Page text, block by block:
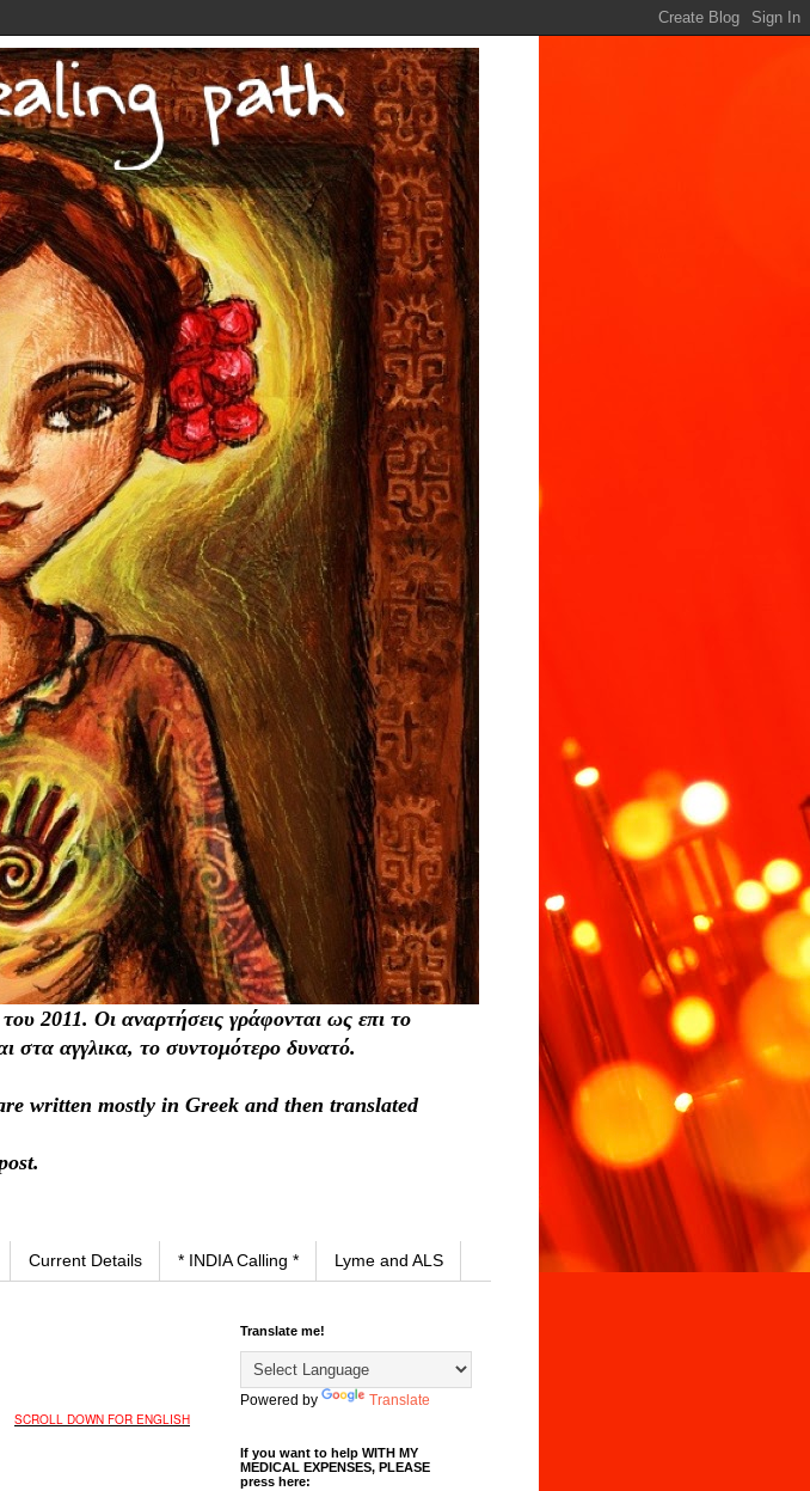
2011. Οι αναρτήσεις γράφονται ως επι το
στα αγγλικα, το συντομότερο δυνατό.
written mostly in Greek and then translated
Current Details * INDIA Calling * Lyme and ALS
SCROLL DOWN FOR ENGLISH
Translate me!
Powered by Translate
If you want to help WITH MY
MEDICAL EXPENSES, PLEASE
press here: